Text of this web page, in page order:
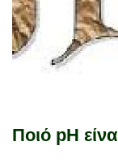
Ποιό pH